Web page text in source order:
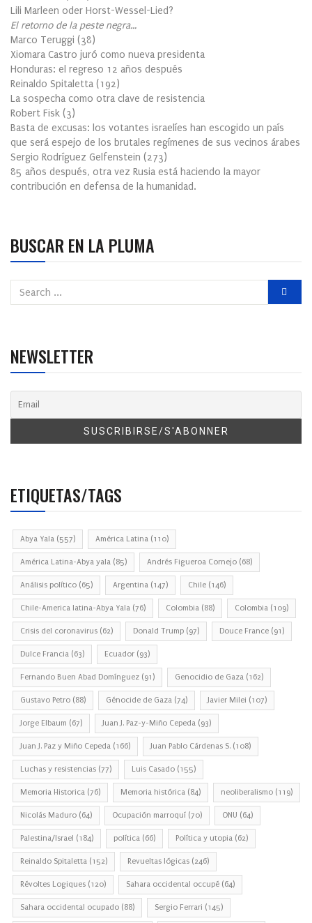
Lili Marleen oder Horst-Wessel-Lied?
El retorno de la peste negra…
Marco Teruggi (38)
Xiomara Castro juró como nueva presidenta
Honduras: el regreso 12 años después
Reinaldo Spitaletta (192)
La sospecha como otra clave de resistencia
Robert Fisk (3)
Basta de excusas: los votantes israelíes han escogido un país
que será espejo de los brutales regímenes de sus vecinos árabes
Sergio Rodríguez Gelfenstein (273)
85 años después, otra vez Rusia está haciendo la mayor
contribución en defensa de la humanidad.
BUSCAR EN LA PLUMA
NEWSLETTER
ETIQUETAS/TAGS
Abya Yala (557) América Latina (110)
América Latina-Abya yala (85) Andrés Figueroa Cornejo (68)
Análisis político (65) Argentina (147) Chile (146)
Chile-America latina-Abya Yala (76) Colombia (88) Colombia (109)
Crisis del coronavirus (62) Donald Trump (97) Douce France (91)
Dulce Francia (63) Ecuador (93)
Fernando Buen Abad Domínguez (91) Genocidio de Gaza (162)
Gustavo Petro (88) Génocide de Gaza (74) Javier Milei (107)
Jorge Elbaum (67) Juan J. Paz-y-Miño Cepeda (93)
Juan J. Paz y Miño Cepeda (166) Juan Pablo Cárdenas S. (108)
Luchas y resistencias (77) Luis Casado (155)
Memoria Historica (76) Memoria histórica (84) neoliberalismo (119)
Nicolás Maduro (64) Ocupación marroquí (70) ONU (64)
Palestina/Israel (184) política (66) Política y utopia (62)
Reinaldo Spitaletta (152) Revueltas lógicas (246)
Révoltes Logiques (120) Sahara occidental occupé (64)
Sahara occidental ocupado (88) Sergio Ferrari (145)